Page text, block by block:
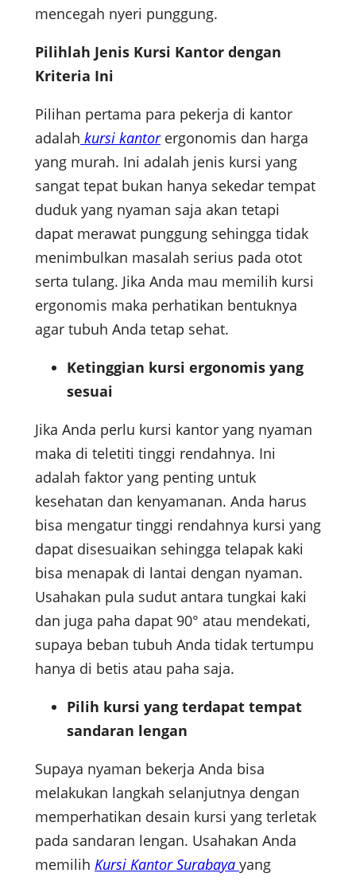
mencegah nyeri punggung.
Pilihlah Jenis Kursi Kantor dengan
Kriteria Ini
Pilihan pertama para pekerja di kantor
adalah kursi kantorergonomis dan harga
yang murah. Ini adalah jenis kursi yang
sangat tepat bukan hanya sekedar tempat
duduk yang nyaman saja akan tetapi
dapat merawat punggung sehingga tidak
menimbulkan masalah serius pada otot
serta tulang. Jika Anda mau memilih kursi
ergonomis maka perhatikan bentuknya
agar tubuh Anda tetap sehat.
Ketinggian kursi ergonomis yang
sesuai
Jika Anda perlu kursi kantor yang nyaman
maka di teletiti tinggi rendahnya. Ini
adalah faktor yang penting untuk
kesehatan dan kenyamanan. Anda harus
bisa mengatur tinggi rendahnya kursi yang
dapat disesuaikan sehingga telapak kaki
bisa menapak di lantai dengan nyaman.
Usahakan pula sudut antara tungkai kaki
dan juga paha dapat 90° atau mendekati,
supaya beban tubuh Anda tidak tertumpu
hanya di betis atau paha saja.
Pilih kursi yang terdapat tempat
sandaran lengan
Supaya nyaman bekerja Anda bisa
melakukan langkah selanjutnya dengan
memperhatikan desain kursi yang terletak
pada sandaran lengan. Usahakan Anda
memilih Kursi Kantor Surabaya yang